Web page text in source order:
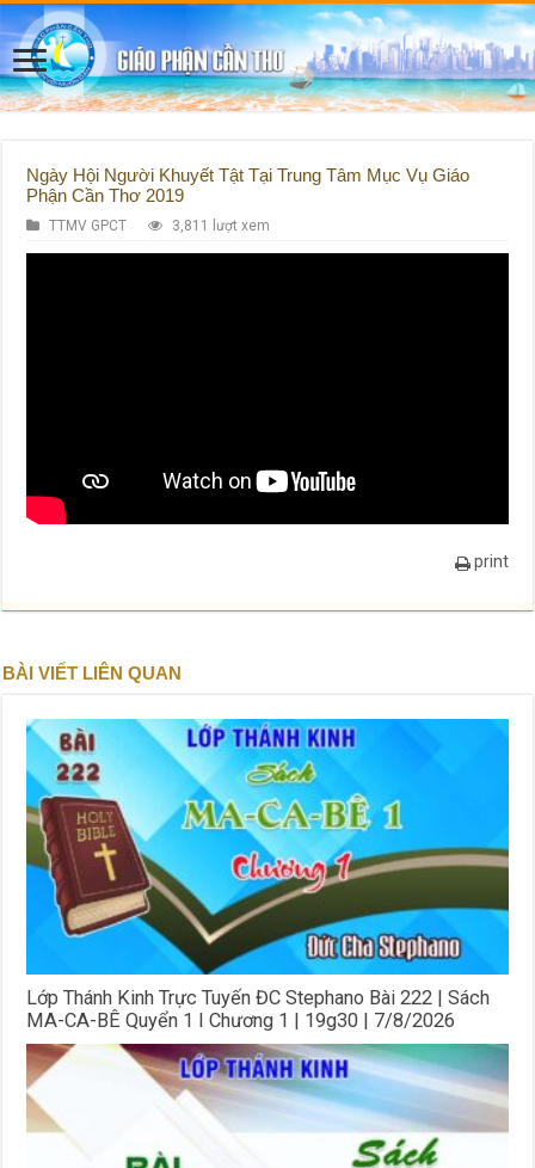
Ngày Hội Người Khuyết Tật Tại Trung Tâm Mục Vụ Giáo
Phận Cần Thơ 2019
TTMV GPCT 3,811 lượt xem
print
BÀI VIẾT LIÊN QUAN
Lớp Thánh Kinh Trực Tuyến ĐC Stephano Bài 222 | Sách
MA-CA-BÊ Quyển 1 I Chương 1 | 19g30 | 7/8/2026